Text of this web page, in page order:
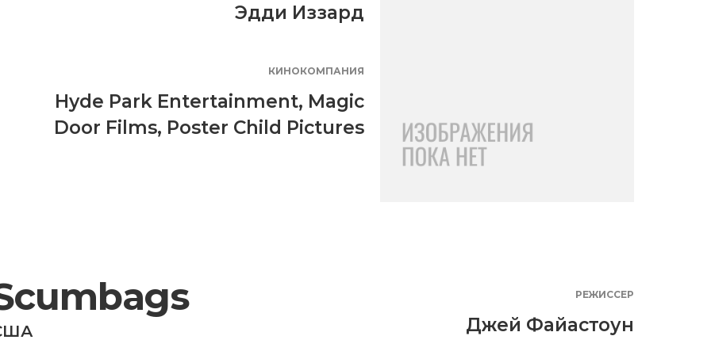
Эдди Иззард
КИНОКОМПАНИЯ
Hyde Park Entertainment, Magic
Door Films, Poster Child Pictures
РЕЖИССЕР
Джей Файастоун